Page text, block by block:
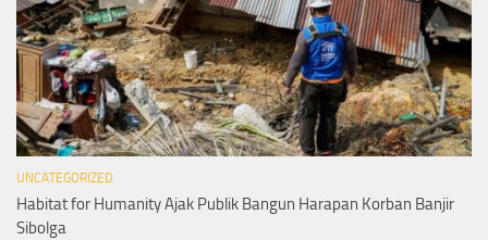
UNCATEGORIZED
Habitat for Humanity Ajak Publik Bangun Harapan Korban Banjir
Sibolga